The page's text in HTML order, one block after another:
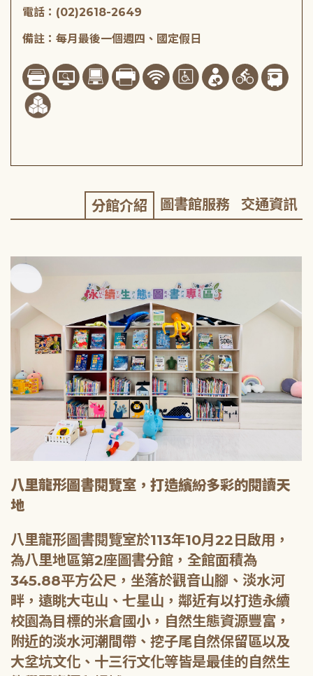
電話：(02)2618-2649
備註：每月最後一個週四、國定假日
分館介紹 圖書館服務 交通資訊
八里龍形圖書閱覽室，打造繽紛多彩的閱讀天
地
八里龍形圖書閱覽室於113年10月22日啟用，
為八里地區第2座圖書分館，全館面積為
345.88平方公尺，坐落於觀音山腳、淡水河
畔，遠眺大屯山、七星山，鄰近有以打造永續
校園為目標的米倉國小，自然生態資源豐富，
附近的淡水河潮間帶、挖子尾自然保留區以及
大坌坑文化、十三行文化等皆是最佳的自然生